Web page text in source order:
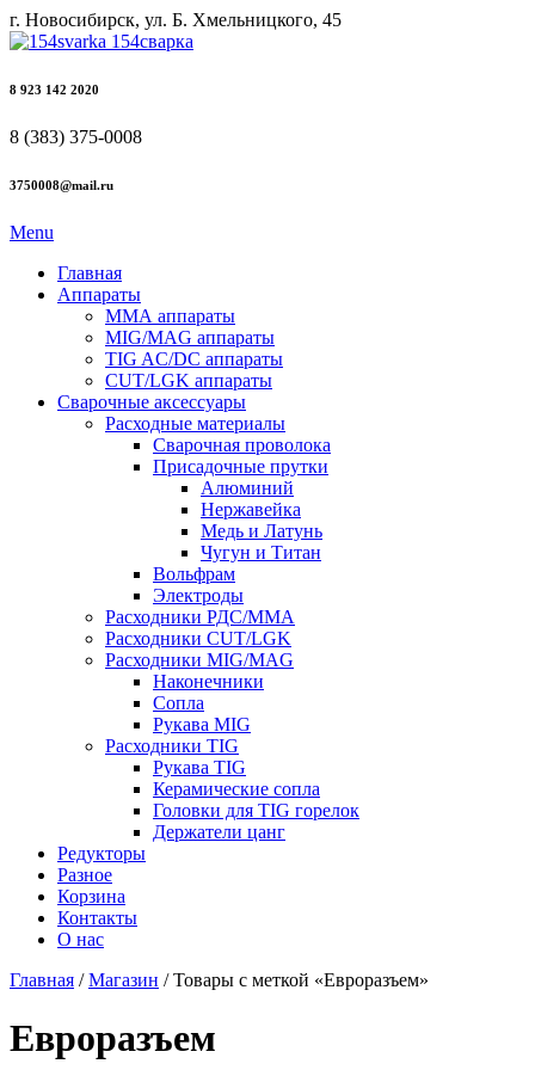
г. Новосибирск, ул. Б. Хмельницкого, 45
8 923 142 2020
8 (383) 375-0008
3750008@mail.ru
Menu
Главная
Аппараты
ММА аппараты
MIG/MAG аппараты
TIG AC/DC аппараты
CUT/LGK аппараты
Сварочные аксессуары
Расходные материалы
Сварочная проволока
Присадочные прутки
Алюминий
Нержавейка
Медь и Латунь
Чугун и Титан
Вольфрам
Электроды
Расходники РДС/MMA
Расходники CUT/LGK
Расходники MIG/MAG
Наконечники
Сопла
Рукава MIG
Расходники TIG
Рукава TIG
Керамические сопла
Головки для TIG горелок
Держатели цанг
Редукторы
Разное
Корзина
Контакты
О нас
Главная /Магазин / Товары с меткой «Евроразъем»
Евроразъем